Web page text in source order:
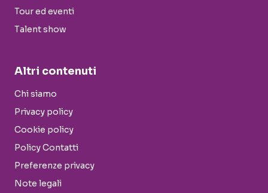
Tour ed eventi
Talent show
Altri contenuti
Chi siamo
Privacy policy
Cookie policy
Policy Contatti
Preferenze privacy
Note legali